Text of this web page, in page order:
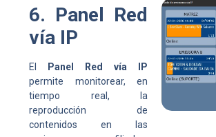
6. Panel Red
vía IP
El Panel Red vía IP
permite monitorear, en
tiempo real, la
reproducción de
contenidos en las